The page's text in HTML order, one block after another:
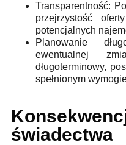
Transparentność:
przejrzystość
potencjalnych
Planowanie
ewentualnej
długoterminowy,
spełnionym
świadectwa